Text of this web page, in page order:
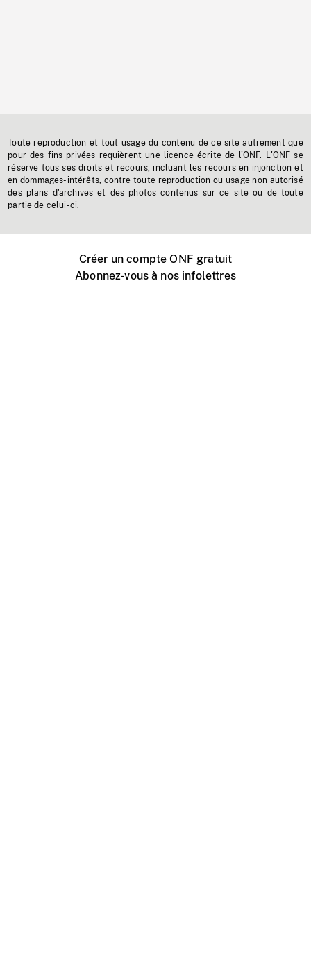
Toute reproduction et tout usage du contenu de ce site autrement que
pour des fins privées requièrent une licence écrite de l'ONF. L'ONF se
réserve tous ses droits et recours, incluant les recours en injonction et
en dommages-intérêts, contre toute reproduction ou usage non autorisé
des plans d'archives et des photos contenus sur ce site ou de toute
partie de celui-ci.
Créer un compte ONF gratuit
Abonnez-vous à nos infolettres